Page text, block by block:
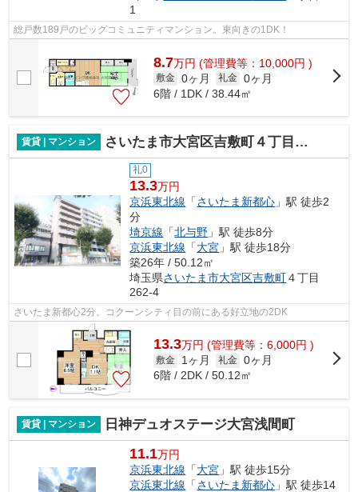
1
総戸数189戸のビッグコミュニティマンション。東向きの1DK！
8.7万円 (管理費等：10,000円 )
敷金 0ヶ月 礼金 0ヶ月
6階 / 1DK / 38.44㎡
賃貸 | マンション さいたま市大宮区吉敷町４丁目のマンション
礼0
13.3万円
京浜東北線 「さいたま新都心 」駅 徒歩2
分
埼京線 「北与野 」駅 徒歩8分
京浜東北線 「大宮 」駅 徒歩18分
築26年 / 50.12㎡
埼玉県さいたま市大宮区吉敷町４丁目
262-4
さいたま新都心2分。コクーンシティ目の前にある好立地の2DK
13.3万円 (管理費等：6,000円 )
敷金 1ヶ月 礼金 0ヶ月
6階 / 2DK / 50.12㎡
賃貸 | マンション 日神デュオステージ大宮浅間町
11.1万円
京浜東北線 「大宮 」駅 徒歩15分
京浜東北線 「さいたま新都心 」駅 徒歩14